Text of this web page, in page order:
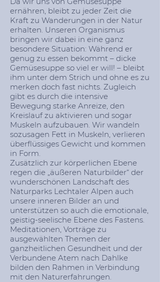
ernähren, bleibt zu jeder Zeit die
Kraft zu Wanderungen in der Natur
erhalten. Unseren Organismus
bringen wir dabei in eine ganz
besondere Situation: Während er
genug zu essen bekommt – dicke
Gemüsesuppe so viel er will! – bleibt
ihm unter dem Strich und ohne es zu
merken doch fast nichts. Zugleich
gibt es durch die intensive
Bewegung starke Anreize, den
Kreislauf zu aktivieren und sogar
Muskeln aufzubauen. Wir wandeln
sozusagen Fett in Muskeln, verlieren
überflüssiges Gewicht und kommen
in Form.
Zusätzlich zur körperlichen Ebene
regen die „äußeren Naturbilder“ der
wunderschönen Landschaft des
Naturparks Lechtaler Alpen auch
unsere inneren Bilder an und
unterstützen so auch die emotionale,
geistig-seelische Ebene des Fastens.
Meditationen, Vorträge zu
ausgewählten Themen der
ganzheitlichen Gesundheit und der
Verbundene Atem nach Dahlke
bilden den Rahmen in Verbindung
mit den Naturerfahrungen.